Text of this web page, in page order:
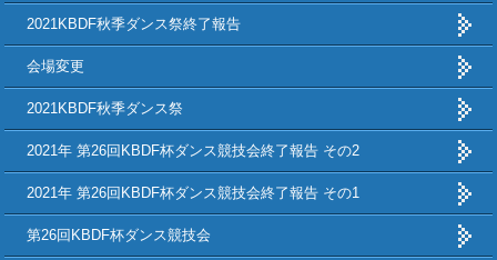
2021KBDF秋季ダンス祭終了報告
会場変更
2021KBDF秋季ダンス祭
2021年 第26回KBDF杯ダンス競技会終了報告 その2
2021年 第26回KBDF杯ダンス競技会終了報告 その1
第26回KBDF杯ダンス競技会